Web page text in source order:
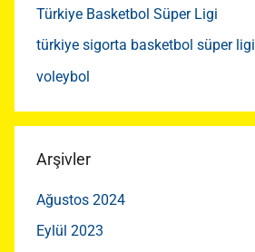
Türkiye Basketbol Süper Ligi
türkiye sigorta basketbol süper ligi
voleybol
Arşivler
Ağustos 2024
Eylül 2023